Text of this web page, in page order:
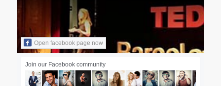
Open facebook page now
Join our Facebook community